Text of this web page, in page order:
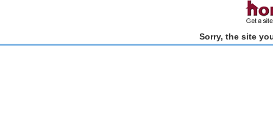
Sorry, the site